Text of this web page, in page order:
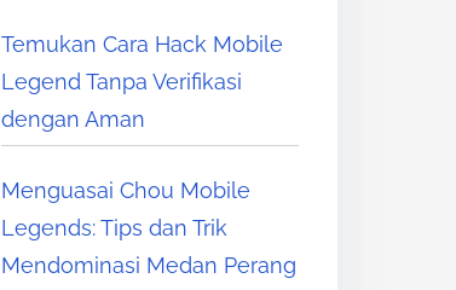
Temukan Cara Hack Mobile
Legend Tanpa Verifikasi
dengan Aman
Menguasai Chou Mobile
Legends: Tips dan Trik
Mendominasi Medan Perang